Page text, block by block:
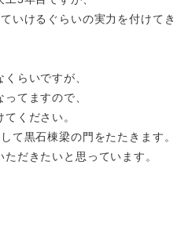
いけるぐらいの実力を付けてき
らいですが、
てますので、
ください。
て黒石棟梁の門をたたきます。
だきたいと思っています。